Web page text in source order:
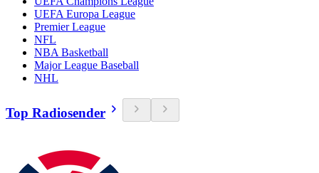
UEFA Europa League
Premier League
NFL
NBA Basketball
Major League Baseball
NHL
Top Radiosender